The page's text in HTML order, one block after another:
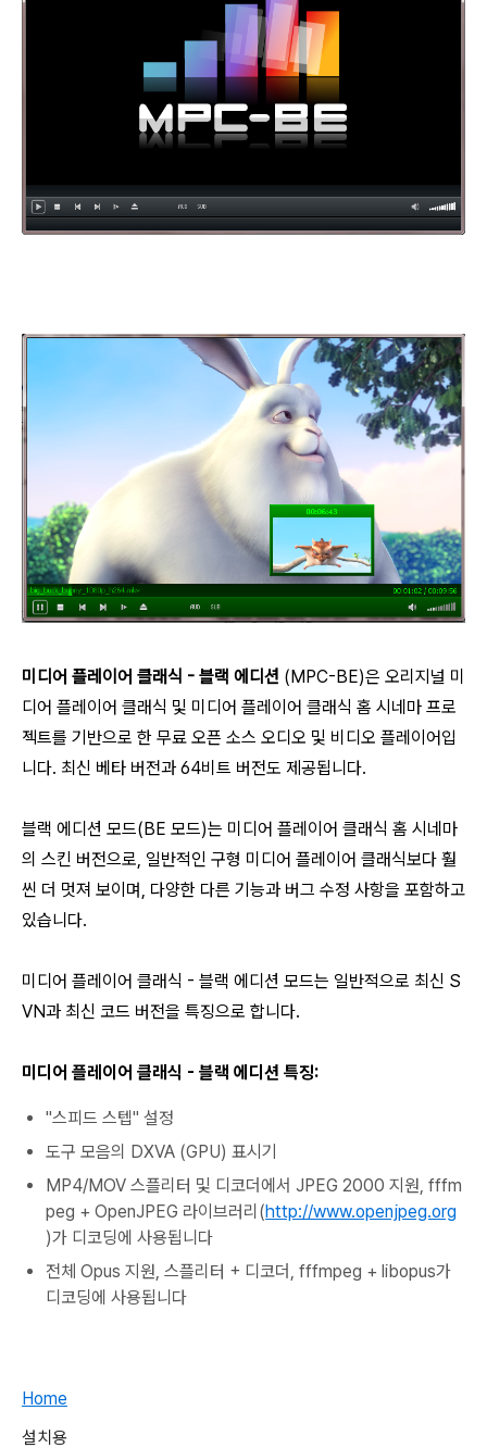
미디어 플레이어 클래식 - 블랙 에디션 (MPC-BE)은 오리지널 미
디어 플레이어 클래식 및 미디어 플레이어 클래식 홈 시네마 프로
젝트를 기반으로 한 무료 오픈 소스 오디오 및 비디오 플레이어입
니다. 최신 베타 버전과 64비트 버전도 제공됩니다.
블랙 에디션 모드(BE 모드)는 미디어 플레이어 클래식 홈 시네마
의 스킨 버전으로, 일반적인 구형 미디어 플레이어 클래식보다 훨
씬 더 멋져 보이며, 다양한 다른 기능과 버그 수정 사항을 포함하고
있습니다.
미디어 플레이어 클래식 - 블랙 에디션 모드는 일반적으로 최신 S
VN과 최신 코드 버전을 특징으로 합니다.
미디어 플레이어 클래식 - 블랙 에디션 특징:
"스피드 스텝" 설정
도구 모음의 DXVA (GPU) 표시기
MP4/MOV 스플리터 및 디코더에서 JPEG 2000 지원, fffm
peg + OpenJPEG 라이브러리(http://www.openjpeg.org
)가 디코딩에 사용됩니다
전체 Opus 지원, 스플리터 + 디코더, fffmpeg + libopus가
디코딩에 사용됩니다
Home
설치용